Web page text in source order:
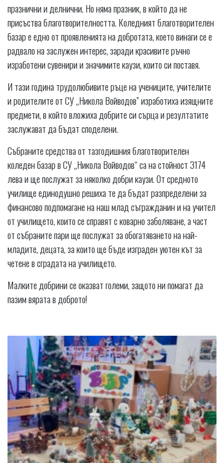
празнични и делнични. Но няма празник, в който да не
присъства благотворителността. Коледният благотворителен
базар е едно от проявленията на добротата, което винаги се е
радвало на заслужен интерес, заради красивите ръчно
изработени сувенири и значимите каузи, които си поставя.
И тази година трудолюбивите ръце на учениците, учителите
и родителите от СУ „Никола Войводов” изработиха изящните
предмети, в който вложиха добрите си сърца и резултатите
заслужават да бъдат споделени.
Събраните средства от тазгодишния благотворителен
коледен базар в СУ „Никола Войводов“ са на стойност 3174
лева и ще послужат за няколко добри каузи. От средното
училище единодушно решиха те да бъдат разпределени за
финансово подпомагане на наш млад съгражданин и на учител
от училището, които се справят с коварно заболяване, а част
от събраните пари ще послужат за обогатяването на най-
младите, децата, за които ще бъде изграден уютен кът за
четене в сградата на училището.
Малките добрини се оказват големи, защото ни помагат да
пазим вярата в доброто!